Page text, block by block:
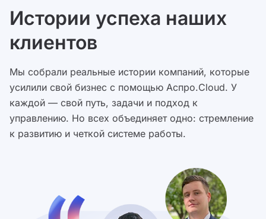
Истории успеха наших
клиентов
Мы собрали реальные истории компаний, которые
усилили свой бизнес с помощью Аспро.Cloud. У
каждой — свой путь, задачи и подход к
управлению. Но всех объединяет одно: стремление
к развитию и четкой системе работы.